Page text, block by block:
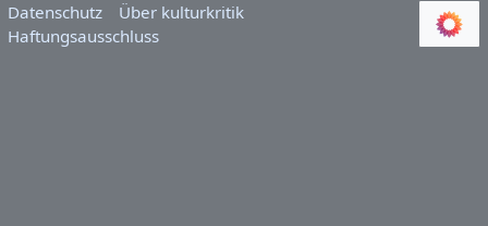
Datenschutz
Über kulturkritik
Haftungsausschluss